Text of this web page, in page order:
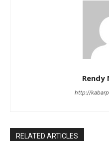
Rendy
http://
RELATED ARTICLES